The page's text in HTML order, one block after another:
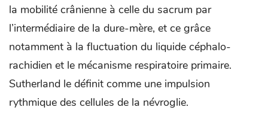
la mobilité crânienne à celle du sacrum par
l’intermédiaire de la dure-mère, et ce grâce
notamment à la fluctuation du liquide céphalo-
rachidien et le mécanisme respiratoire primaire.
Sutherland le définit comme une impulsion
rythmique des cellules de la névroglie.